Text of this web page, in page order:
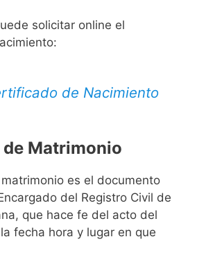
solicitar online el
de Nacimiento
Matrimonio
es el documento
del Registro Civil de
que hace fe del acto del
fecha hora y lugar en que